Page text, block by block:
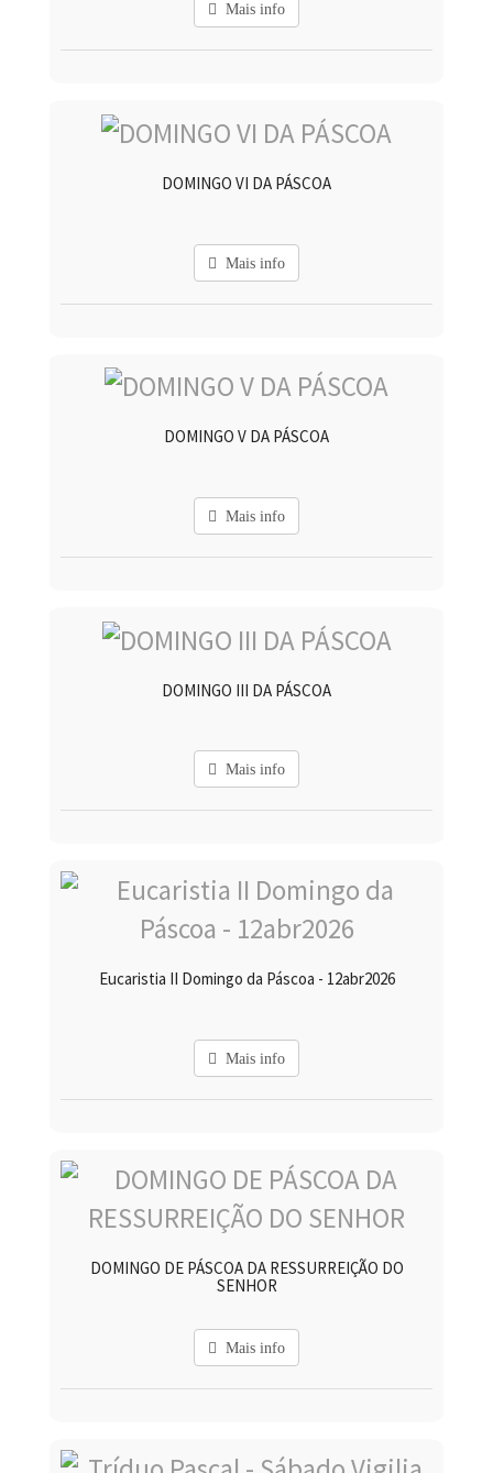
Mais info
DOMINGO VI DA PÁSCOA
Mais info
DOMINGO V DA PÁSCOA
Mais info
DOMINGO III DA PÁSCOA
Mais info
Eucaristia II Domingo da Páscoa - 12abr2026
Mais info
DOMINGO DE PÁSCOA DA RESSURREIÇÃO DO
SENHOR
Mais info